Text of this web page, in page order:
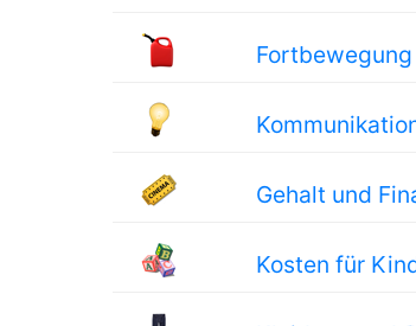
Fortbewegung
Gehalt und
Kosten für